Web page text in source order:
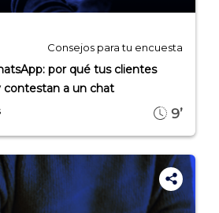
Consejos para tu encuesta
por qué tus clientes
contestan a un chat
9’